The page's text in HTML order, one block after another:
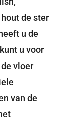
de ster
u de
u voor
vloer
van de